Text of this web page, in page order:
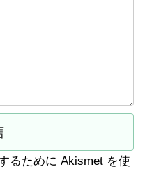
るために Akismet を使